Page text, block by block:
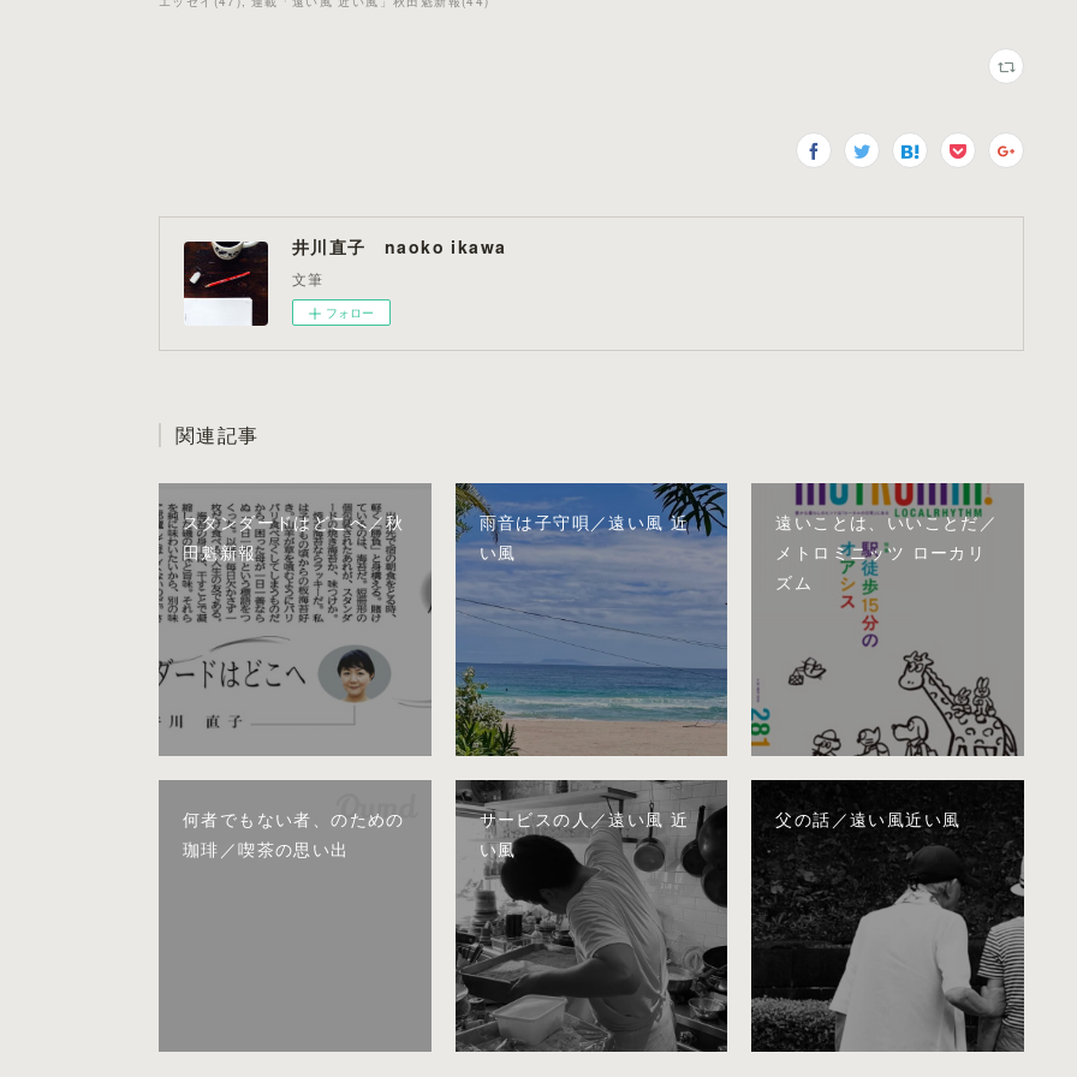
井川直子 naoko ikawa
文筆
フォロー
関連記事
スタンダードはどこへ／秋
田魁新報
雨音は子守唄／遠い風 近
い風
遠いことは、いいことだ／
メトロミニッツ ローカリ
ズム
何者でもない者、のための
珈琲／喫茶の思い出
サービスの人／遠い風 近
い風
父の話／遠い風近い風